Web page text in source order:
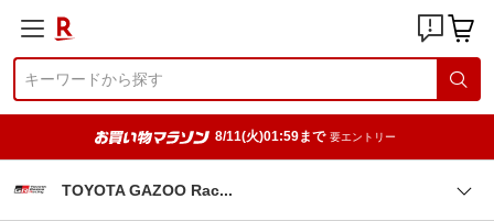
8/11(火)01:59まで 要エントリー
TOYOTA GAZOO Rac